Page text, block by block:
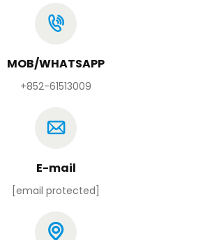
MOB/WHATSAPP
+852-61513009
E-mail
[email protected]